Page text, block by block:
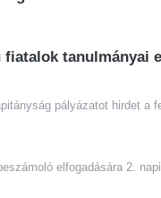
tanulmányai
pályázatot hirdet a
elfogadására 2.